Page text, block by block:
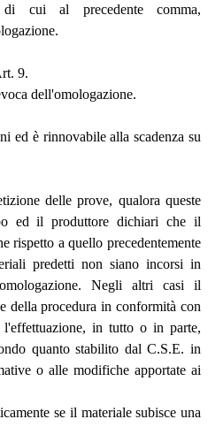
cui al precedente comma,
9.
dell'omologazione.
ed è rinnovabile alla scadenza su
delle prove, qualora queste
ed il produttore dichiari che il
rispetto a quello precedentemente
predetti non siano incorsi in
Negli altri casi il
della procedura in conformità con
in tutto o in parte,
quanto stabilito dal C.S.E. in
o alle modifiche apportate ai
se il materiale subisce una